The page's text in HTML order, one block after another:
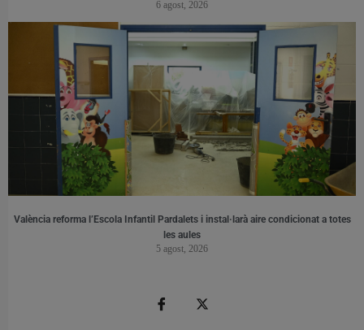
6 agost, 2026
València reforma l’Escola Infantil Pardalets i instal·larà aire condicionat a totes
les aules
5 agost, 2026